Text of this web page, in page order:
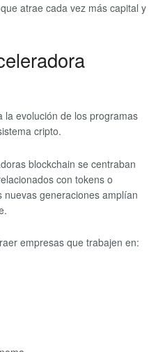
atrae cada vez más capital y
la evolución de los programas
cripto.
blockchain se centraban
con tokens o
generaciones amplían
empresas que trabajen en: